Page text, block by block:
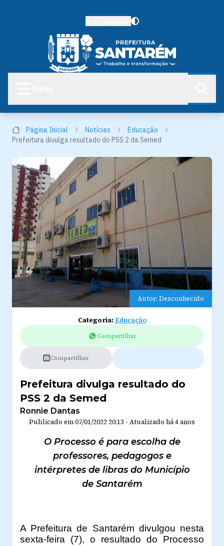
Página Inicial Notícias
Educação
Prefeitura divulga resultado do PSS 2 da Semed
Autor: Desconhecido
Categoria:Educação
Compartilhar
Compartilhar
Prefeitura divulga resultado do
PSS 2 da Semed
Ronnie Dantas
Publicado em07/01/2022 20:13 - Atualizado há 4 anos
O Processo é para escolha de
professores, pedagogos e
intérpretes de libras do Município
de Santarém
A Prefeitura de Santarém divulgou nesta
sexta-feira (7), o resultado do Processo